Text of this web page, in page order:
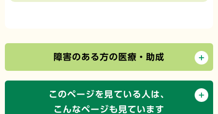
障害のある方の医療・助成
このページを見ている人は、
こんなページも見ています